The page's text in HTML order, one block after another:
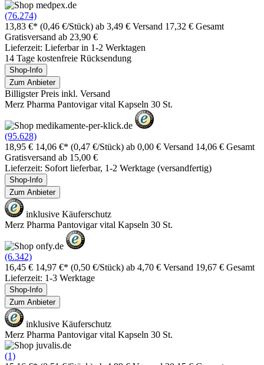
(76.274)
13,83 €* (0,46 €/Stück) ab 3,49 € Versand 17,32 € Gesamt
Gratisversand ab 23,90 €
Lieferzeit: Lieferbar in 1-2 Werktagen
14 Tage kostenfreie Rücksendung
Shop-Info
Zum Anbieter
Billigster Preis inkl. Versand
Merz Pharma Pantovigar vital Kapseln 30 St.
(95.628)
18,95 € 14,06 €* (0,47 €/Stück) ab 0,00 € Versand 14,06 € Gesamt
Gratisversand ab 15,00 €
Lieferzeit: Sofort lieferbar, 1-2 Werktage (versandfertig)
Shop-Info
Zum Anbieter
inklusive Käuferschutz
Merz Pharma Pantovigar vital Kapseln 30 St.
(6.342)
16,45 € 14,97 €* (0,50 €/Stück) ab 4,70 € Versand 19,67 € Gesamt
Lieferzeit: 1-3 Werktage
Shop-Info
Zum Anbieter
inklusive Käuferschutz
Merz Pharma Pantovigar vital Kapseln 30 St.
(1)